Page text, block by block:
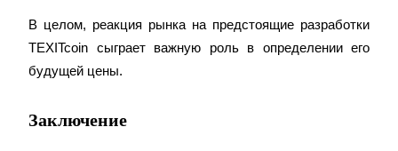
В целом, реакция рынка на предстоящие разработки
TEXITcoin сыграет важную роль в определении его
будущей цены.
Заключение